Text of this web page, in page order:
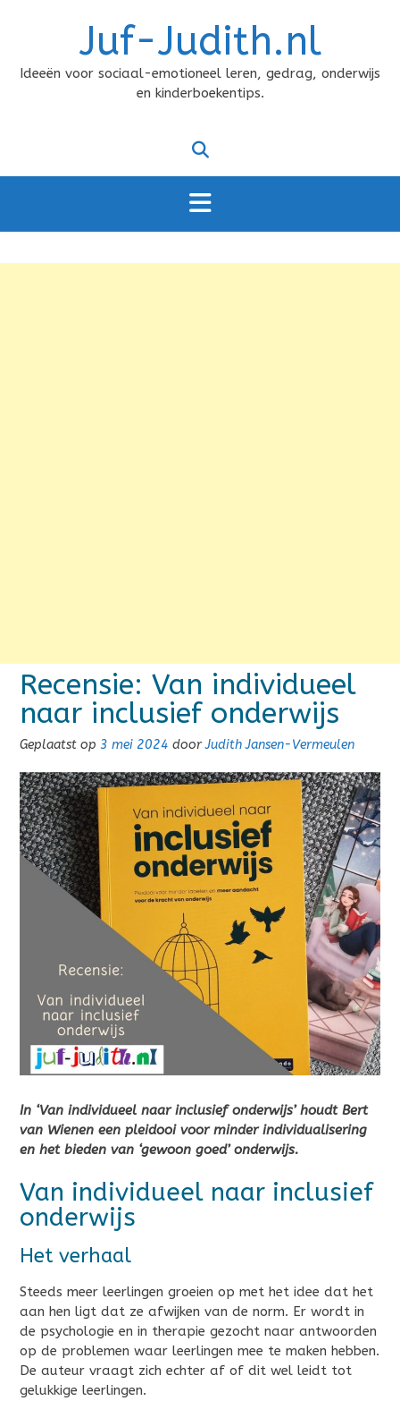
Juf-Judith.nl
Ideeën voor sociaal-emotioneel leren, gedrag, onderwijs
en kinderboekentips.
Recensie: Van individueel
naar inclusief onderwijs
Geplaatst op 3 mei 2024 doorJudith Jansen-Vermeulen
In ‘Van individueel naar inclusief onderwijs’ houdt Bert
van Wienen een pleidooi voor minder individualisering
en het bieden van ‘gewoon goed’ onderwijs.
Van individueel naar inclusief
onderwijs
Het verhaal
Steeds meer leerlingen groeien op met het idee dat het
aan hen ligt dat ze afwijken van de norm. Er wordt in
de psychologie en in therapie gezocht naar antwoorden
op de problemen waar leerlingen mee te maken hebben.
De auteur vraagt zich echter af of dit wel leidt tot
gelukkige leerlingen.